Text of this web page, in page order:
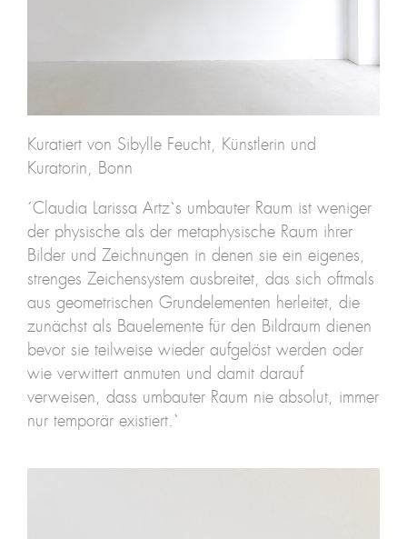
Kuratiert von Sibylle Feucht, Künstlerin und
Kuratorin, Bonn
´Claudia Larissa Artz`s umbauter Raum ist weniger
der physische als der metaphysische Raum ihrer
Bilder und Zeichnungen in denen sie ein eigenes,
strenges Zeichensystem ausbreitet, das sich oftmals
aus geometrischen Grundelementen herleitet, die
zunächst als Bauelemente für den Bildraum dienen
bevor sie teilweise wieder aufgelöst werden oder
wie verwittert anmuten und damit darauf
verweisen, dass umbauter Raum nie absolut, immer
nur temporär existiert.`